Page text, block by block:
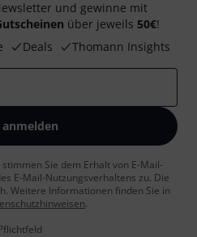
und gewinne mit
über jeweils 50€!
Deals Thomann Insights
anmelden
stimmen Sie dem Erhalt von E-Mail-
E-Mail-Nutzungsverhaltens zu. Die
Weitere Informationen finden Sie in
.